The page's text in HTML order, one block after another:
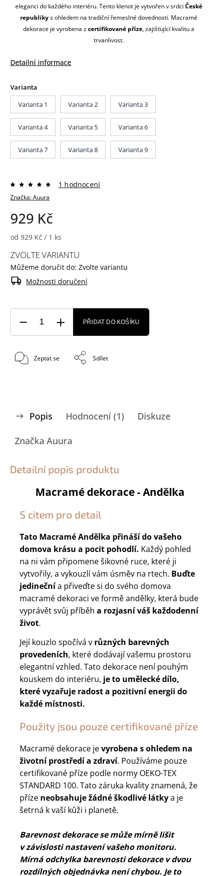
eleganci do každého interiéru. Tento klenot je vytvořen v srdci České
republikys ohledem na tradiční řemeslné dovednosti. Macramé
dekorace je vyrobena zcertifikované příze, zajišťující kvalitu a
trvanlivost.
Detailní informace
Varianta
Varianta 1
Varianta 2 Varianta 3
Varianta 4 Varianta 5 Varianta 6
Varianta 7 Varianta 8 Varianta 9
Značka:Auura
1 hodnocení
929 Kč
od 929 Kč / 1 ks
ZVOLTE VARIANTU
Můžeme doručit do: Zvolte variantu
Možnosti doručení
PŘIDAT DO KOŠÍKU
Zeptat se Sdílet
Popis Hodnocení (1) Diskuze
Značka Auura
Detailní popis produktu
Macramé dekorace - Andělka
S citem pro detail
Tato Macramé Andělka přináší do vašeho
domova krásu a pocit pohodlí. Každý pohled
na ni vám připomene šikovné ruce, které ji
vytvořily, a vykouzlí vám úsměv na rtech. Buďte
jedinečnía přiveďte si do svého domova
macramé dekoraci ve formě andělky, která bude
vyprávět svůj příběh a rozjasní váš každodenní
život.
Její kouzlo spočívá v různých barevných
provedeních, které dodávají vašemu prostoru
elegantní vzhled. Tato dekorace není pouhým
kouskem do interiéru, je to umělecké dílo,
které vyzařuje radost a pozitivní energii do
každé místnosti.
Použity jsou pouze certifikované příze
Macramé dekorace jevyrobena s ohledem na
životní prostředí a zdraví. Používáme pouze
certifikované příze podle normy OEKO-TEX
STANDARD 100. Tato záruka kvality znamená, že
příze neobsahuje žádné škodlivé látkya je
šetrná k vaší kůži i planetě.
Barevnost dekorace se může mírně lišit
v závislosti nastavení vašeho monitoru.
Mírná odchylka barevnosti dekorace v dvou
rozdílných objednávka není chybou. Je to